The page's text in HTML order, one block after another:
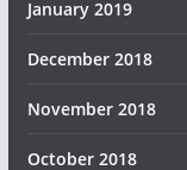
January 2019
December 2018
November 2018
October 2018